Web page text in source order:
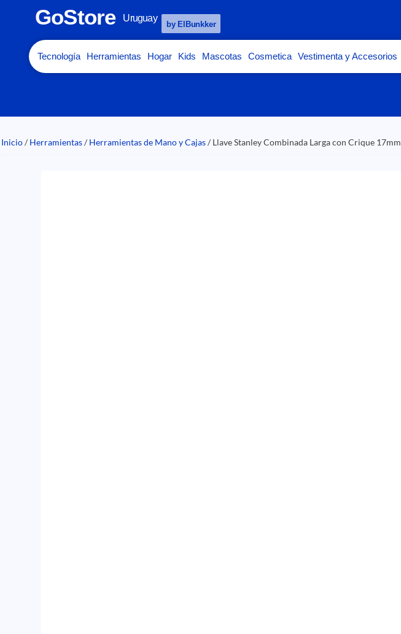
GoStore Uruguay
by ElBunkker
Tecnología Herramientas Hogar Kids Mascotas Cosmetica Vestimenta y Accesorios
Inicio/ Herramientas/ Herramientas de Mano y Cajas/ Llave Stanley Combinada Larga con Crique 17mm